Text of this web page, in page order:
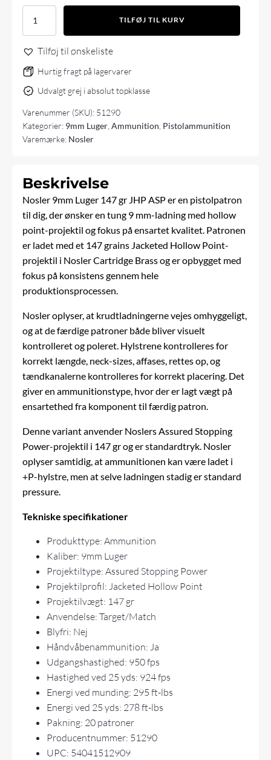
Nosler
Luger
147gr
ASP
(20
stk)
antal
TILFØJ TIL KURV
Tilføj til ønskeliste
Hurtig fragt på lagervarer
Udvalgt grej i absolut topklasse
Varenummer (SKU): 51290
Kategorier: 9mm Luger ,Ammunition Pistolammunition
Varemærke: Nosler
Beskrivelse
Nosler 9mm Luger 147 gr JHP ASP er en pistolpatron
til dig, der ønsker en tung 9 mm-ladning med hollow
point-projektil og fokus på ensartet kvalitet. Patronen
er ladet med et 147 grains Jacketed Hollow Point-
projektil i Nosler Cartridge Brass og er opbygget med
fokus på konsistens gennem hele
produktionsprocessen.
Nosler oplyser, at krudtladningerne vejes omhyggeligt,
og at de færdige patroner både bliver visuelt
kontrolleret og poleret. Hylstrene kontrolleres for
korrekt længde, neck-sizes, affases, rettes op, og
tændkanalerne kontrolleres for korrekt placering. Det
giver en ammunitionstype, hvor der er lagt vægt på
ensartethed fra komponent til færdig patron.
Denne variant anvender Noslers Assured Stopping
Power-projektil i 147 gr og er standardtryk. Nosler
oplyser samtidig, at ammunitionen kan være ladet i
+P-hylstre, men at selve ladningen stadig er standard
pressure.
Tekniske specifikationer
Produkttype: Ammunition
Kaliber: 9mm Luger
Projektiltype: Assured Stopping Power
Projektilprofil: Jacketed Hollow Point
Projektilvægt: 147 gr
Anvendelse: Target/Match
Blyfri: Nej
Håndvåbenammunition: Ja
Udgangshastighed: 950 fps
Hastighed ved 25 yds: 924 fps
Energi ved munding: 295 ft-lbs
Energi ved 25 yds: 278 ft-lbs
Pakning: 20 patroner
Producentnummer: 51290
UPC: 54041512909